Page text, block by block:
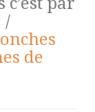
/
de